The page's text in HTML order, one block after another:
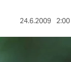
24.6.2009